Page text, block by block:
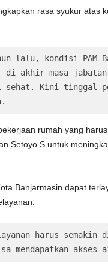
rasa syukur atas
lalu, kondisi PAM
akhir masa jabatan
sehat. Kini tinggal
rumah yang
Setoyo S untuk
Banjarmasin dapat
harus semakin
mendapatkan